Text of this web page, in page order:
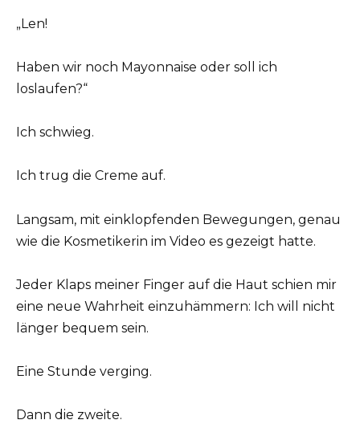
„Len!
Haben wir noch Mayonnaise oder soll ich
loslaufen?“
Ich schwieg.
Ich trug die Creme auf.
Langsam, mit einklopfenden Bewegungen, genau
wie die Kosmetikerin im Video es gezeigt hatte.
Jeder Klaps meiner Finger auf die Haut schien mir
eine neue Wahrheit einzuhämmern: Ich will nicht
länger bequem sein.
Eine Stunde verging.
Dann die zweite.